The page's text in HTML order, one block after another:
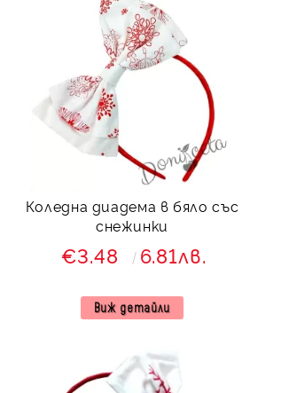
Коледна диадема в бяло със
снежинки
€3.48 6.81лв.
Виж детайли